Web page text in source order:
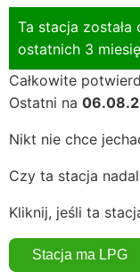
Ta stacja
ostatnich 3
Całkowite
Ostatni na
Nikt nie chce
Czy ta stacja
Kliknij, jeśli ta